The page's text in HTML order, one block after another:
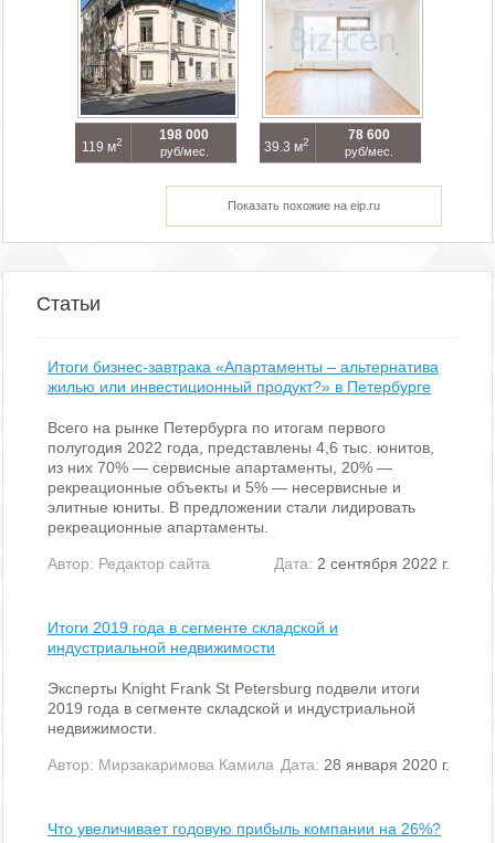
119 м2 198 000
руб/мес. 39.3 м2 78 600
руб/мес.
Показать похожие на eip.ru
Статьи
Итоги бизнес-завтрака «Апартаменты – альтернатива
жилью или инвестиционный продукт?» в Петербурге
Всего на рынке Петербурга по итогам первого
полугодия 2022 года, представлены 4,6 тыс. юнитов,
из них 70% — сервисные апартаменты, 20% —
рекреационные объекты и 5% — несервисные и
элитные юниты. В предложении стали лидировать
рекреационные апартаменты.
Автор: Редактор сайта Дата: 2 сентября 2022 г.
Итоги 2019 года в сегменте складской и
индустриальной недвижимости
Эксперты Knight Frank St Petersburg подвели итоги
2019 года в сегменте складской и индустриальной
недвижимости.
Автор: Мирзакаримова Камила Дата: 28 января 2020 г.
Что увеличивает годовую прибыль компании на 26%?